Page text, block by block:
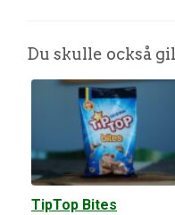
Du skulle också
TipTop Bites